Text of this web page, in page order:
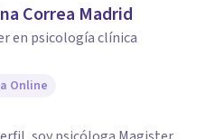
Correa Madrid
en psicología clínica
Online